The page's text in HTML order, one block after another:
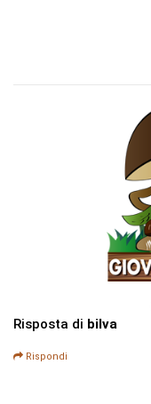
Risposta di bilva
Rispondi